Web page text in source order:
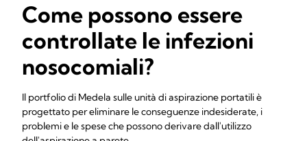
Come possono essere
controllate le infezioni
nosocomiali?
Il portfolio di Medela sulle unità di aspirazione portatili è
progettato per eliminare le conseguenze indesiderate, i
problemi e le spese che possono derivare dall'utilizzo